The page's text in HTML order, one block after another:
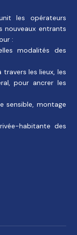
les opérateurs
nouveaux entrants
:
modalités des
les lieux, les
pour ancrer les
sensible, montage
habitante des